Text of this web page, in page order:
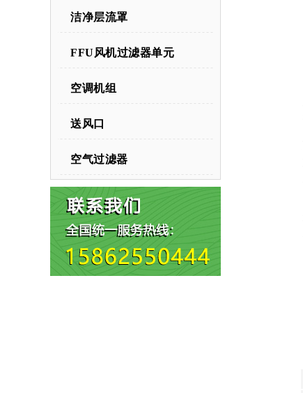
洁净层流罩
FFU风机过滤器单元
空调机组
送风口
空气过滤器